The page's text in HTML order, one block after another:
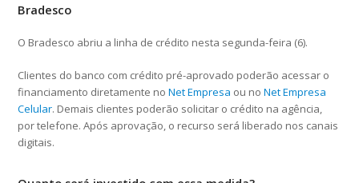
Bradesco
O Bradesco abriu a linha de crédito nesta segunda-feira (6).
Clientes do banco com crédito pré-aprovado poderão acessar o
financiamento diretamente noNet Empresa ou noNet Empresa
Celular. Demais clientes poderão solicitar o crédito na agência,
por telefone. Após aprovação, o recurso será liberado nos canais
digitais.